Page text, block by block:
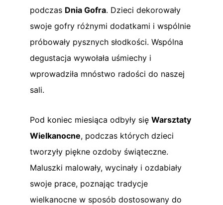
podczas Dnia Gofra. Dzieci dekorowały
swoje gofry różnymi dodatkami i wspólnie
próbowały pysznych słodkości. Wspólna
degustacja wywołała uśmiechy i
wprowadziła mnóstwo radości do naszej
sali.
Pod koniec miesiąca odbyły się Warsztaty
Wielkanocne, podczas których dzieci
tworzyły piękne ozdoby świąteczne.
Maluszki malowały, wycinały i ozdabiały
swoje prace, poznając tradycje
wielkanocne w sposób dostosowany do